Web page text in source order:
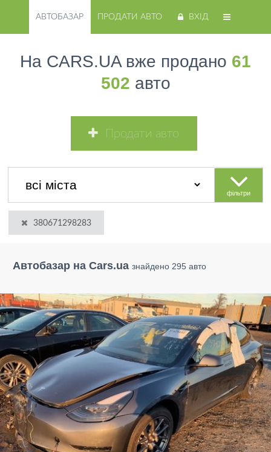
АВТОБАЗАР ПРОДАТИ АВТО ВХІД
На CARS.UA вже продано 61
502 авто
Продати авто
фільтри
380671298283
Автобазар на Cars.ua знайдено 295 авто